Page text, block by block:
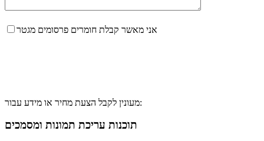
אני מאשר קבלת חומרים פרסומים מגטר
מעונין לקבל הצעת מחיר או מידע עבור:
תוכנות עריכת תמונות ומסמכים